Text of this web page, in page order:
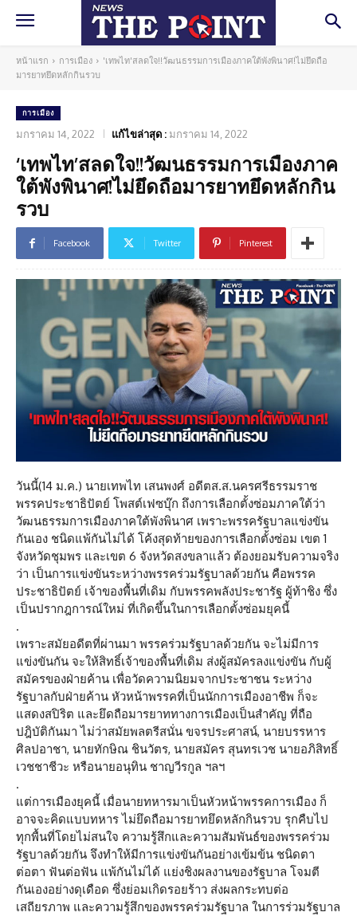
หน้าแรก การเมือง
'เทพไท'สลดใจ!!วัฒนธรรมการเมืองภาคใต้พังพินาศ!ไม่ยึดถือ
มารยาทยึดหลักกินรวบ
การเมือง
มกราคม 14, 2022 แก้ไขล่าสุด : มกราคม 14, 2022
‘เทพไท’สลดใจ!!วัฒนธรรมการเมืองภาค
ใต้พังพินาศ!ไม่ยึดถือมารยาทยึดหลักกิน
รวบ
Facebook Twitter Pinterest
วันนี้(14 ม.ค.) นายเทพไท เสนพงศ์ อดีตส.ส.นครศรีธรรมราช
พรรคประชาธิปัตย์ โพสต์เฟซบุ๊ก ถึงการเลือกตั้งซ่อมภาคใต้ว่า
วัฒนธรรมการเมืองภาคใต้พังพินาศ เพราะพรรครัฐบาลแข่งขัน
กันเอง ชนิดแพ้กันไม่ได้ โค้งสุดท้ายของการเลือกตั้งซ่อม เขต 1
จังหวัดชุมพร และเขต 6 จังหวัดสงขลาแล้ว ต้องยอมรับความจริง
ว่า เป็นการแข่งขันระหว่างพรรคร่วมรัฐบาลด้วยกัน คือพรรค
ประชาธิปัตย์ เจ้าของพื้นที่เดิม กับพรรคพลังประชารัฐ ผู้ท้าชิง ซึ่ง
เป็นปรากฎการณ์ใหม่ ที่เกิดขึ้นในการเลือกตั้งซ่อมยุคนี้
.
เพราะสมัยอดีตที่ผ่านมา พรรคร่วมรัฐบาลด้วยกัน จะไม่มีการ
แข่งขันกัน จะให้สิทธิ์เจ้าของพื้นที่เดิม ส่งผู้สมัครลงแข่งขัน กับผู้
สมัครของฝ่ายค้าน เพื่อวัดความนิยมจากประชาชน ระหว่าง
รัฐบาลกับฝ่ายค้าน หัวหน้าพรรคที่เป็นนักการเมืองอาชีพ ก็จะ
แสดงสปิริต และยึดถือมารยาททางการเมืองเป็นสำคัญ ที่ถือ
ปฎิบัติกันมา ไม่ว่าสมัยพลตรีสนั่น ขจรประศาสน์, นายบรรหาร
ศิลปอาชา, นายทักษิณ ชินวัตร, นายสมัคร สุนทรเวช นายอภิสิทธิ์
เวชชาชีวะ หรือนายอนุทิน ชาญวีรกูล ฯลฯ
.
แต่การเมืองยุคนี้ เมื่อนายทหารมาเป็นหัวหน้าพรรคการเมือง ก็
อาจจะคิดแบบทหาร ไม่ยึดถือมารยาทยึดหลักกินรวบ รุกคืบไป
ทุกพื้นที่โดยไม่สนใจ ความรู้สึกและความสัมพันธ์ของพรรคร่วม
รัฐบาลด้วยกัน จึงทำให้มีการแข่งขันกันอย่างเข้มข้น ชนิดตา
ต่อตา ฟันต่อฟัน แพ้กันไม่ได้ แย่งชิงผลงานของรัฐบาล โจมตี
กันเองอย่างดุเดือด ซึ่งย่อมเกิดรอยร้าว ส่งผลกระทบต่อ
เสถียรภาพ และความรู้สึกของพรรคร่วมรัฐบาล ในการร่วมรัฐบาล